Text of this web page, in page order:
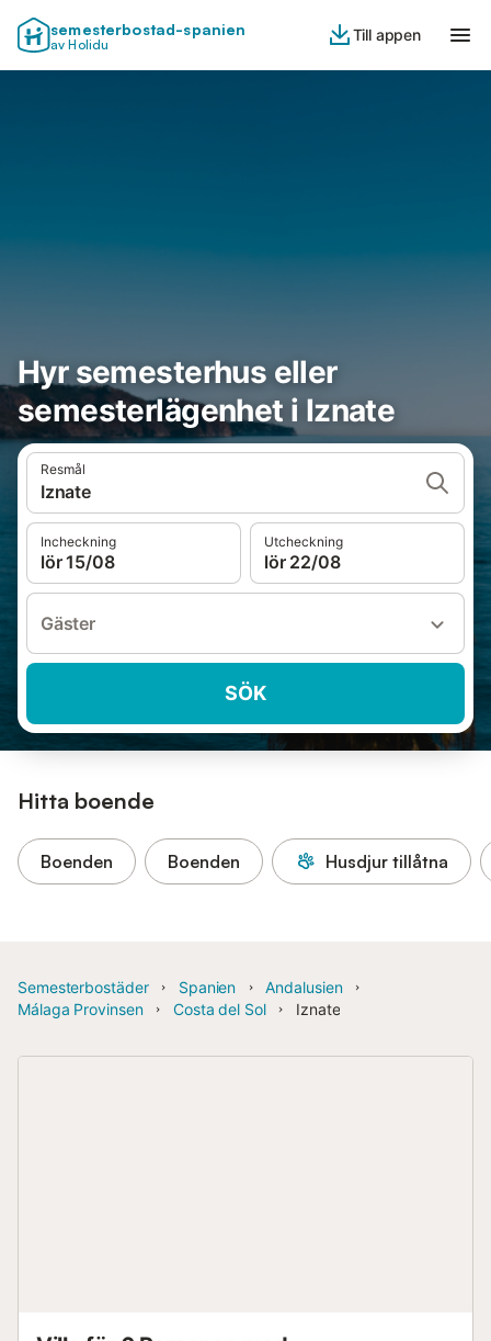
semesterbostad-spanien
av Holidu
Till appen
Hyr semesterhus eller
semesterlägenhet i Iznate
Resmål
Iznate
Incheckning
lör 15/08
Utcheckning
lör 22/08
Gäster
SÖK
Hitta boende
Boenden Boenden Husdjur tillåtna
Semesterbostäder Spanien
Andalusien
Málaga Provinsen
Costa del Sol Iznate